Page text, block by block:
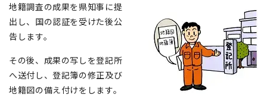
地籍調査の成果を県知事に提
出し、国の認証を受けた後公
告します。
その後、成果の写しを登記所
へ送付し、登記簿の修正及び
地籍図の備え付けをします。